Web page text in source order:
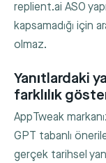
replient.ai ASO
kapsamadığı için
olmaz.
Yanıtlardaki
farklılık
AppTweak
GPT tabanlı
gerçek tarihsel